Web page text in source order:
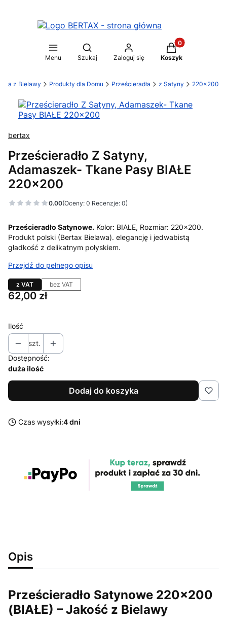
Menu
Otwórz wyszukiwarkę
Szukaj Zaloguj się
Produkty w
Koszyk
z Bielawy Produkty dla Domu Prześcieradła z Satyny 220x200
bertax
Prześcieradło Z Satyny,
Adamaszek- Tkane Pasy BIAŁE
220x200
0.00(Oceny: 0 Recenzje: 0)
Prześcieradło Satynowe. Kolor: BIAŁE, Rozmiar: 220x200.
Produkt polski (Bertax Bielawa). elegancję i jedwabistą
gładkość z delikatnym połyskiem.
Przejdź do pełnego opisu
z VAT bez VAT
Cena
62,00 zł
Ilość
szt.
Dostępność:
duża ilość
Dodaj do koszyka
Czas wysyłki:4 dni
Opis
Prześcieradło Satynowe 220x200
(BIAŁE) – Jakość z Bielawy